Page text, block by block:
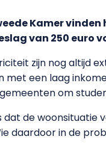
Kamer
van 250 euro
zijn nog altijd
met een laag
om
dat de
daardoor in de